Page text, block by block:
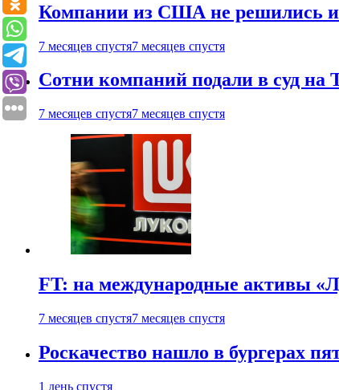
Компании из США не решились
7 месяцев спустя7 месяцев спустя
Сотни компаний подали в суд
7 месяцев спустя7 месяцев спустя
FT: на международные активы
7 месяцев спустя7 месяцев спустя
Роскачество нашло в бургерах
1 день спустя